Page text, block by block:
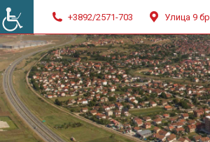
+3892/2571-703 Улица 9